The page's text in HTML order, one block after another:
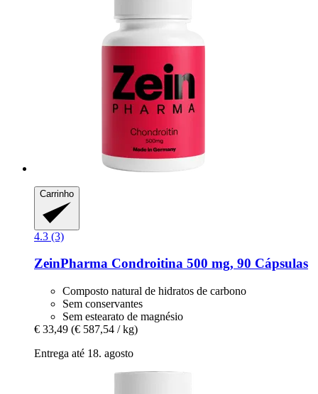
Carrinho
4.3 (3)
ZeinPharma Condroitina 500 mg, 90 Cápsulas
Composto natural de hidratos de carbono
Sem conservantes
Sem estearato de magnésio
€ 33,49 (€ 587,54 / kg)
Entrega até 18. agosto